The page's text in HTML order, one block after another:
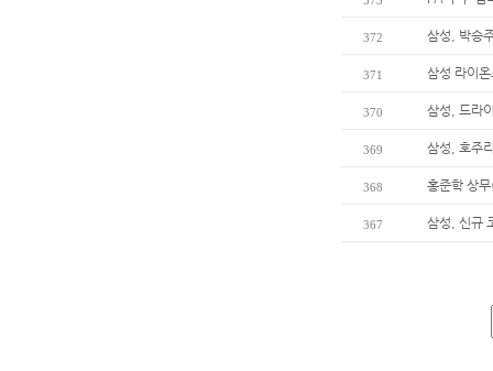
372 삼성, 박승
371 삼성 라이
370 삼성, 드라
369 삼성, 호주
368 홍준학 상
367 삼성, 신규